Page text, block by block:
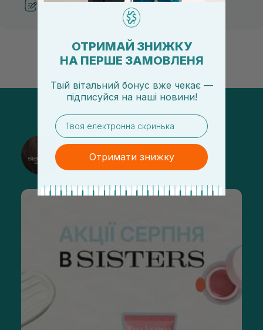
Рекомендації від косметологів
@sisters_stelmakh в Instagram
Підписатися
ОТРИМАЙ ЗНИЖКУ
НА ПЕРШЕ ЗАМОВЛЕНЯ
Твій вітальний бонус вже чекає —
підписуйся на наші новини!
email
Отримати знижку